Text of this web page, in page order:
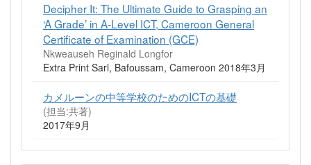
Decipher It: The Ultimate Guide to Grasping an
‘A Grade’ in A-Level ICT, Cameroon General
Certificate of Examination (GCE)
Nkweauseh Reginald Longfor
Extra Print Sarl, Bafoussam, Cameroon 2018年3月
カメルーンの中等学校のためのICTの基礎
(担当:共著)
2017年9月